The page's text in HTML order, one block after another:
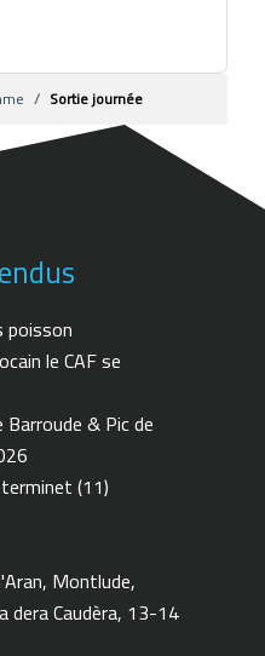
Sortie journée
poisson
le CAF se
& Pic de
(11)
Montlude,
dera Caudèra, 13-14